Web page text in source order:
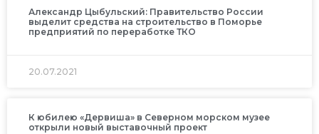
Александр Цыбульский: Правительство России
выделит средства на строительство в Поморье
предприятий по переработке ТКО
20.07.2021
К юбилею «Дервиша» в Северном морском музее
открыли новый выставочный проект